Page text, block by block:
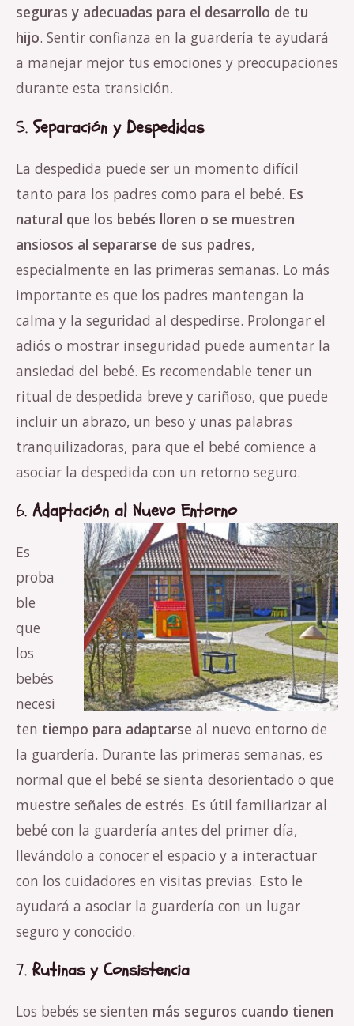
seguras y adecuadas para el desarrollo de tu
hijo. Sentir confianza en la guardería te ayudará
a manejar mejor tus emociones y preocupaciones
durante esta transición.
5. Separación y Despedidas
La despedida puede ser un momento difícil
tanto para los padres como para el bebé. Es
natural que los bebés lloren o se muestren
ansiosos al separarse de sus padres,
especialmente en las primeras semanas. Lo más
importante es que los padres mantengan la
calma y la seguridad al despedirse. Prolongar el
adiós o mostrar inseguridad puede aumentar la
ansiedad del bebé. Es recomendable tener un
ritual de despedida breve y cariñoso, que puede
incluir un abrazo, un beso y unas palabras
tranquilizadoras, para que el bebé comience a
asociar la despedida con un retorno seguro.
6. Adaptación al Nuevo Entorno
Es
proba
ble
que
los
bebés
necesi
ten tiempo para adaptarse al nuevo entorno de
la guardería. Durante las primeras semanas, es
normal que el bebé se sienta desorientado o que
muestre señales de estrés. Es útil familiarizar al
bebé con la guardería antes del primer día,
llevándolo a conocer el espacio y a interactuar
con los cuidadores en visitas previas. Esto le
ayudará a asociar la guardería con un lugar
seguro y conocido.
7. Rutinas y Consistencia
Los bebés se sienten más seguros cuando tienen